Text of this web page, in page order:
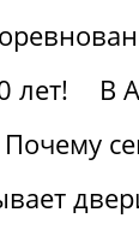
лет!
В
Почему